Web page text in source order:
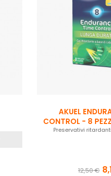
AKUEL
Preservativi
12,50 €